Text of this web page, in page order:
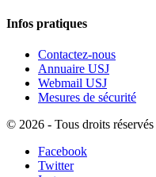
Infos pratiques
Contactez-nous
Annuaire USJ
Webmail USJ
Mesures de sécurité
© 2026 - Tous droits
Facebook
Twitter